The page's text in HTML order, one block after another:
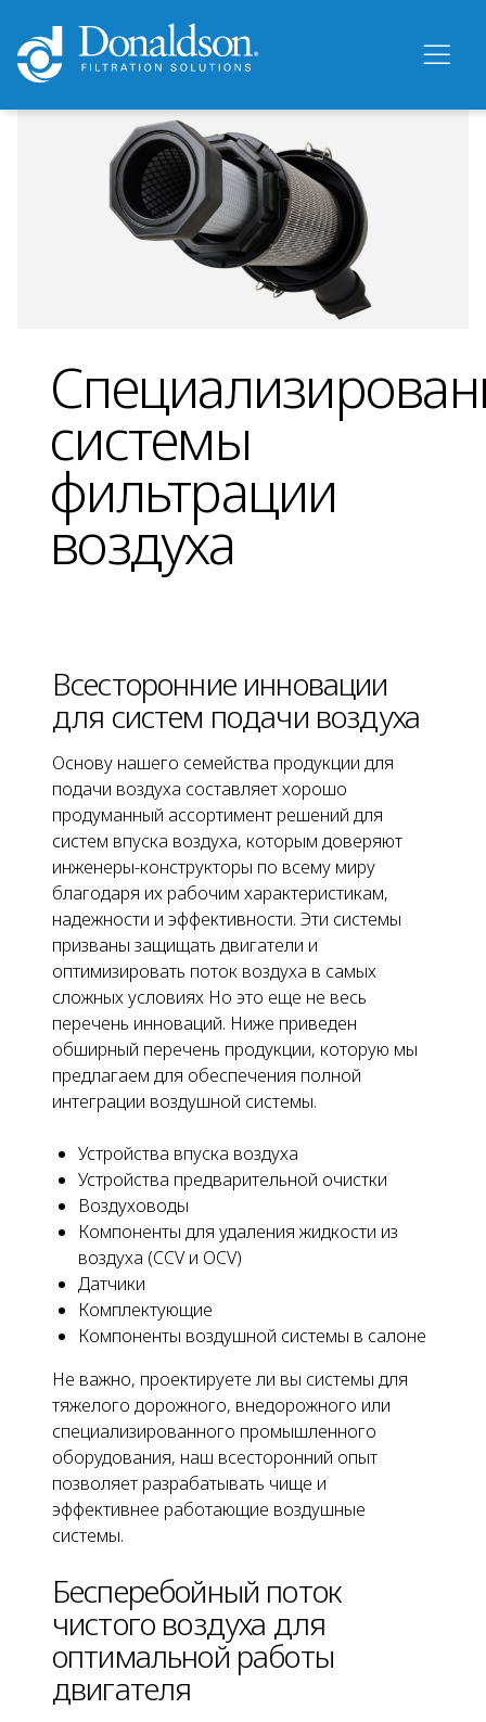
системы
фильтрации
воздуха
Всесторонние инновации
для систем подачи воздуха
Основу нашего семейства продукции для
подачи воздуха составляет хорошо
продуманный ассортимент решений для
систем впуска воздуха, которым доверяют
инженеры-конструкторы по всему миру
благодаря их рабочим характеристикам,
надежности и эффективности. Эти системы
призваны защищать двигатели и
оптимизировать поток воздуха в самых
сложных условиях Но это еще не весь
перечень инноваций. Ниже приведен
обширный перечень продукции, которую мы
предлагаем для обеспечения полной
интеграции воздушной системы.
Устройства впуска воздуха
Устройства предварительной очистки
Воздуховоды
Компоненты для удаления жидкости из
воздуха (CCV и OCV)
Датчики
Комплектующие
Компоненты воздушной системы в салоне
Не важно, проектируете ли вы системы для
тяжелого дорожного, внедорожного или
специализированного промышленного
оборудования, наш всесторонний опыт
позволяет разрабатывать чище и
эффективнее работающие воздушные
системы.
Бесперебойный поток
чистого воздуха для
оптимальной работы
двигателя